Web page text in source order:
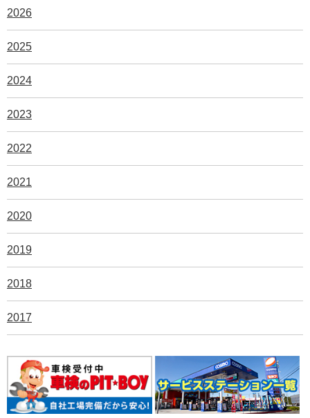
2026
2025
2024
2023
2022
2021
2020
2019
2018
2017